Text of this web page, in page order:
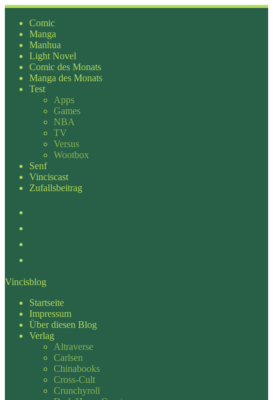
Zum
Inhalt
springen
Comic
Manga
Manhua
Light Novel
Comic des Monats
Manga des Monats
Test
Apps
Games
NBA
TV
Versus
Wootbox
Senf
Vinciscast
Zufallsbeitrag
Vincisblog
Startseite
Impressum
Über diesen Blog
Verlag
Altraverse
Carlsen
Chinabooks
Cross-Cult
Crunchyroll